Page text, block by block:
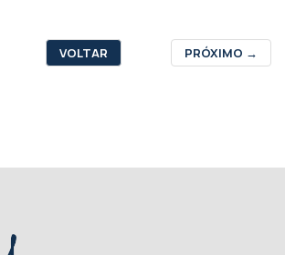
VOLTAR PRÓXIMO →